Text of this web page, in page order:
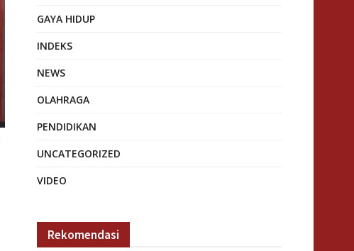
GAYA HIDUP
INDEKS
NEWS
OLAHRAGA
PENDIDIKAN
UNCATEGORIZED
VIDEO
Rekomendasi